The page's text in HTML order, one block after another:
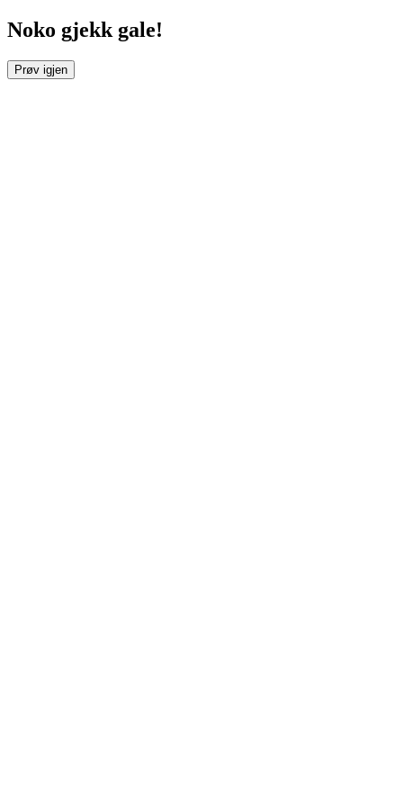
Noko gjekk gale!
Prøv igjen